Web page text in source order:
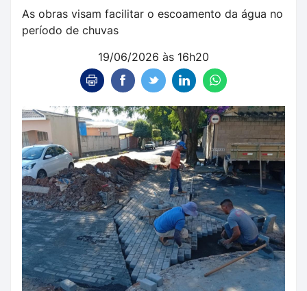
As obras visam facilitar o escoamento da água no
período de chuvas
19/06/2026 às 16h20